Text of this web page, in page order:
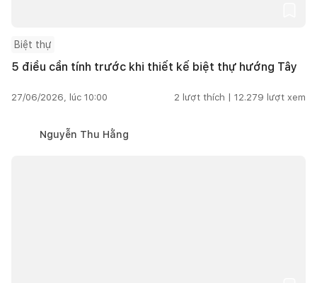
Biệt thự
5 điều cần tính trước khi thiết kế biệt thự hướng Tây
27/06/2026, lúc 10:00 2 lượt thích | 12.279 lượt xem
Nguyễn Thu Hằng